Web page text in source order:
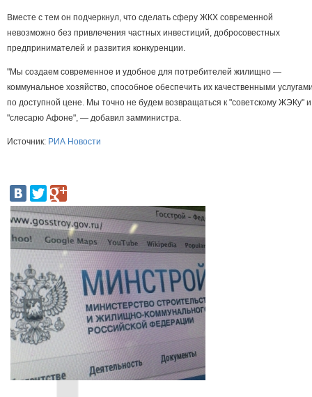
Вместе с тем он подчеркнул, что сделать сферу ЖКХ современной
невозможно без привлечения частных инвестиций, добросовестных
предпринимателей и развития конкуренции.
"Мы создаем современное и удобное для потребителей жилищно —
коммунальное хозяйство, способное обеспечить их качественными
по доступной цене. Мы точно не будем возвращаться к "советскому ЖЭКу" и
"слесарю Афоне", — добавил замминистра.
Источник: РИА Новости